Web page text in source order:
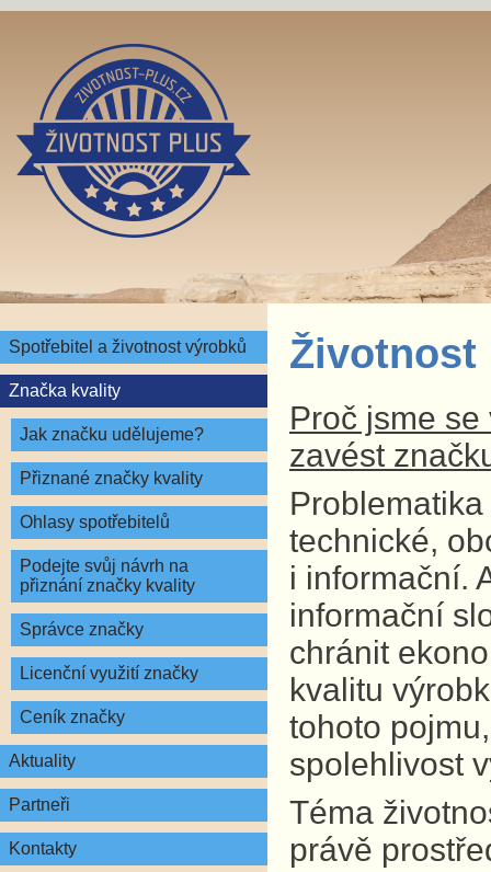
Spotřebitel a životnost výrobků
Značka kvality
Jak značku udělujeme?
Přiznané značky kvality
Ohlasy spotřebitelů
Podejte svůj návrh na
přiznání značky kvality
Správce značky
Licenční využití značky
Ceník značky
Aktuality
Partneři
Kontakty
Životnost
Proč jsme
zavést
technické,
i informační.
informační
chránit
kvalitu
tohoto
spolehlivost
Téma
právě